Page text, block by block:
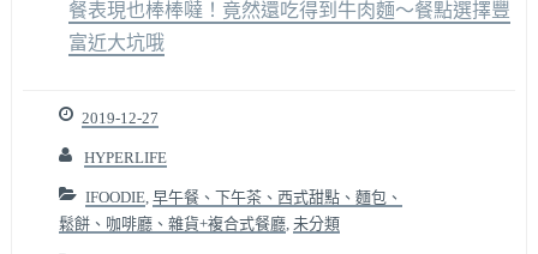
餐表現也棒棒噠！竟然還吃得到牛肉麵～餐點選擇豐
富近大坑哦
2019-12-27
HYPERLIFE
IFOODIE, 早午餐、下午茶、西式甜點、麵包、
鬆餅、咖啡廳、雜貨+複合式餐廳, 未分類